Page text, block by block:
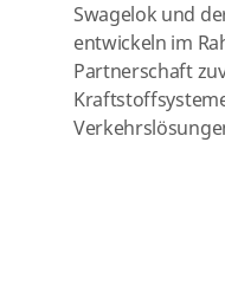
Swagelok und
entwickeln im
Partnerschaft